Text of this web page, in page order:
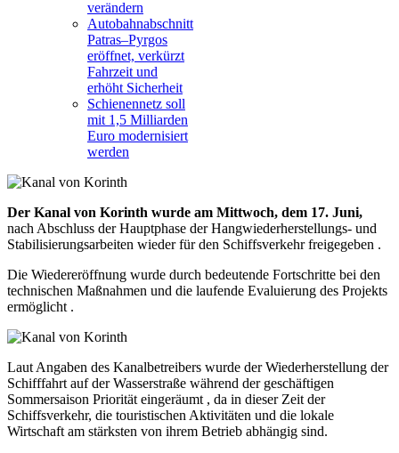
verändern
Autobahnabschnitt
Patras–Pyrgos
eröffnet, verkürzt
Fahrzeit und
erhöht Sicherheit
Schienennetz soll
mit 1,5 Milliarden
Euro modernisiert
werden
Der Kanal von Korinth wurde am Mittwoch, dem 17. Juni,
nach Abschluss der Hauptphase der Hangwiederherstellungs- und
Stabilisierungsarbeiten wieder für den Schiffsverkehr freigegeben .
Die Wiedereröffnung wurde durch bedeutende Fortschritte bei den
technischen Maßnahmen und die laufende Evaluierung des Projekts
ermöglicht .
Laut Angaben des Kanalbetreibers wurde der Wiederherstellung der
Schifffahrt auf der Wasserstraße während der geschäftigen
Sommersaison Priorität eingeräumt , da in dieser Zeit der
Schiffsverkehr, die touristischen Aktivitäten und die lokale
Wirtschaft am stärksten von ihrem Betrieb abhängig sind.